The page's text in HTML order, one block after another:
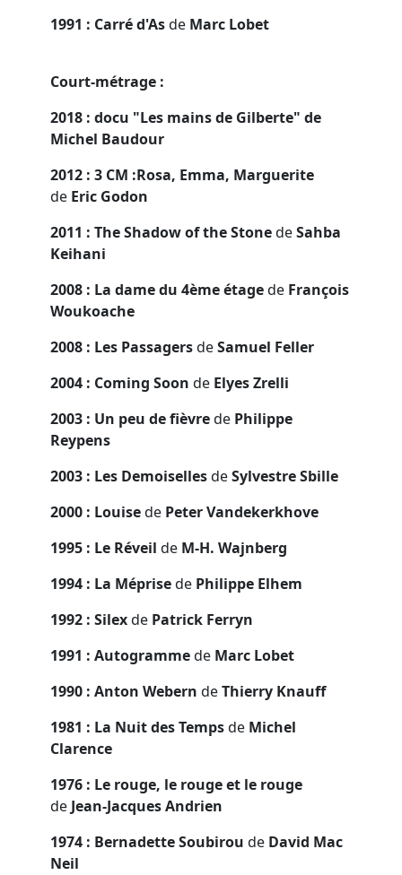
1991 : Carré d'Asde Marc Lobet
Court-métrage :
2018 : docu "Les mains de Gilberte" de
Michel Baudour
2012 : 3 CM :Rosa, Emma, Marguerite
de Eric Godon
2011 : The Shadow of the StonedeSahba
Keihani
2008 : La dame du 4ème étagede François
Woukoache
2008 : Les PassagersdeSamuel Feller
2004 : Coming Soon de Elyes Zrelli
2003 : Un peu de fièvrede Philippe
Reypens
2003 : Les DemoisellesdeSylvestre Sbille
2000 : Louisede Peter Vandekerkhove
1995 : Le Réveil de M-H. Wajnberg
1994 : La Méprisede Philippe Elhem
1992 : Silexde Patrick Ferryn
1991 : Autogrammede Marc Lobet
1990 : Anton Webern deThierry Knauff
1981 : La Nuit des Tempsde Michel
Clarence
1976 : Le rouge, le rouge et le rouge
de Jean-Jacques Andrien
1974 : Bernadette Soubirou de David Mac
Neil